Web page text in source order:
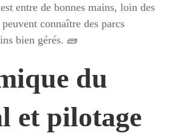
entre de bonnes mains, loin des
connaître des parcs
bien gérés. 🧱
du
et pilotage